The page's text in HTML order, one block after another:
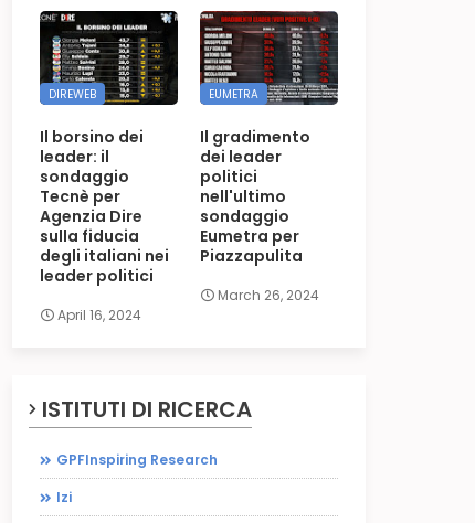
DIREWEB
Il borsino dei
leader: il
sondaggio
Tecnè per
Agenzia Dire
sulla fiducia
degli italiani nei
leader politici
April 16, 2024
EUMETRA
Il gradimento
dei leader
politici
nell'ultimo
sondaggio
Eumetra per
Piazzapulita
March 26, 2024
ISTITUTI DI RICERCA
GPFInspiring Research
Izi